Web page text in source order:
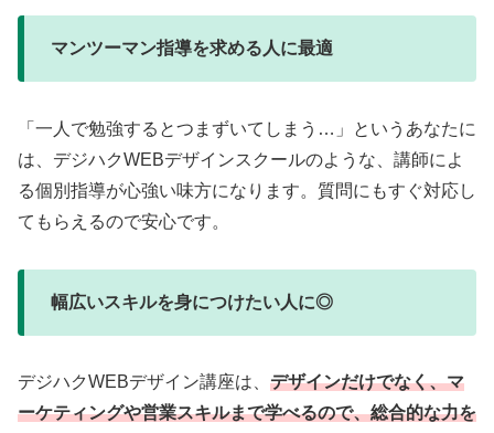
マンツーマン指導を求める人に最適
「一人で勉強するとつまずいてしまう…」というあなたに
は、デジハクWEBデザインスクールのような、講師によ
る個別指導が心強い味方になります。質問にもすぐ対応し
てもらえるので安心です。
幅広いスキルを身につけたい人に◎
デジハクWEBデザイン講座は、 デザインだけでなく、マ
ーケティングや営業スキルまで学べるので、総合的な力を